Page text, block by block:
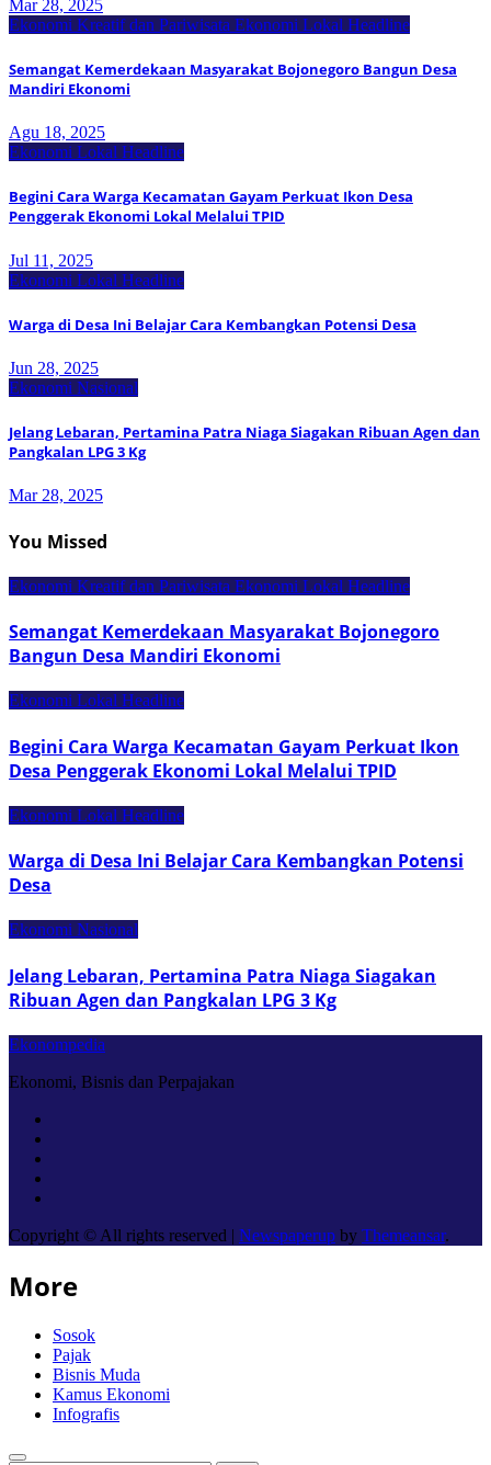
Mar 28, 2025
Ekonomi Kreatif dan Pariwisata Ekonomi Lokal Headline
Semangat Kemerdekaan Masyarakat Bojonegoro Bangun Desa
Mandiri Ekonomi
Agu 18, 2025
Ekonomi Lokal Headline
Begini Cara Warga Kecamatan Gayam Perkuat Ikon Desa
Penggerak Ekonomi Lokal Melalui TPID
Jul 11, 2025
Ekonomi Lokal Headline
Warga di Desa Ini Belajar Cara Kembangkan Potensi Desa
Jun 28, 2025
Ekonomi Nasional
Jelang Lebaran, Pertamina Patra Niaga Siagakan Ribuan Agen dan
Pangkalan LPG 3 Kg
Mar 28, 2025
You Missed
Ekonomi Kreatif dan Pariwisata Ekonomi Lokal Headline
Semangat Kemerdekaan Masyarakat Bojonegoro
Bangun Desa Mandiri Ekonomi
Ekonomi Lokal Headline
Begini Cara Warga Kecamatan Gayam Perkuat Ikon
Desa Penggerak Ekonomi Lokal Melalui TPID
Ekonomi Lokal Headline
Warga di Desa Ini Belajar Cara Kembangkan Potensi
Desa
Ekonomi Nasional
Jelang Lebaran, Pertamina Patra Niaga Siagakan
Ribuan Agen dan Pangkalan LPG 3 Kg
Ekonompedia
Ekonomi, Bisnis dan Perpajakan
Copyright © All rights reserved | Newspaperup by Themeansar.
More
Sosok
Pajak
Bisnis Muda
Kamus Ekonomi
Infografis